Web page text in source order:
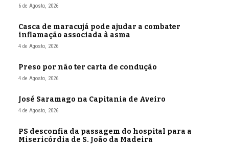
6 de Agosto, 2026
Casca de maracujá pode ajudar a combater
inflamação associada à asma
4 de Agosto, 2026
Preso por não ter carta de condução
4 de Agosto, 2026
José Saramago na Capitania de Aveiro
4 de Agosto, 2026
PS desconfia da passagem do hospital para a
Misericórdia de S. João da Madeira